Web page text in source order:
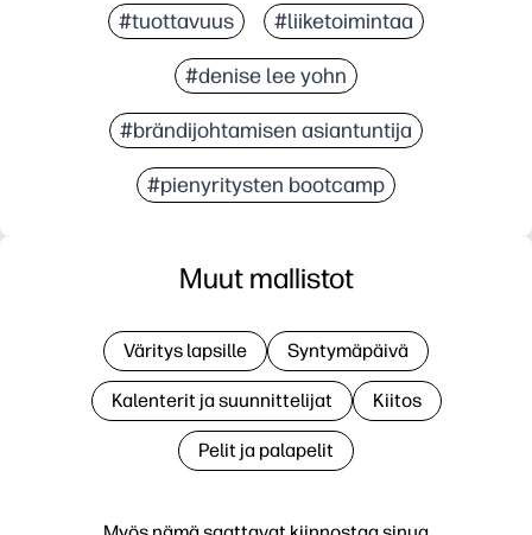
#tuottavuus #liiketoimintaa
#denise lee yohn
#brändijohtamisen asiantuntija
#pienyritysten bootcamp
Muut mallistot
Väritys lapsille Syntymäpäivä
Kalenterit ja suunnittelijat Kiitos
Pelit ja palapelit